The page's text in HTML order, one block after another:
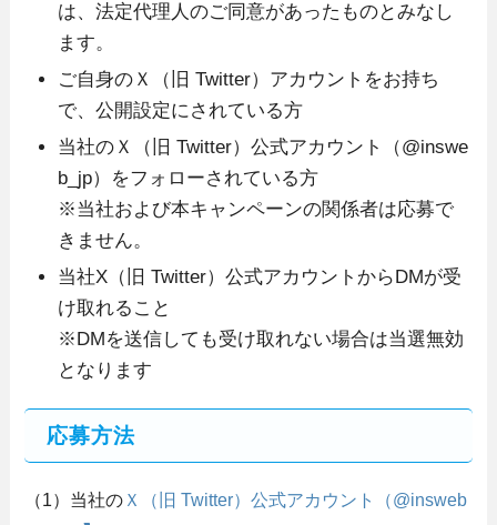
は、法定代理人のご同意があったものとみなし
ます。
ご自身のＸ（旧 Twitter）アカウントをお持ち
で、公開設定にされている方
当社のＸ（旧 Twitter）公式アカウント（@inswe
b_jp）をフォローされている方
※当社および本キャンペーンの関係者は応募で
きません。
当社X（旧 Twitter）公式アカウントからDMが受
け取れること
※DMを送信しても受け取れない場合は当選無効
となります
応募方法
（1）当社の Ｘ（旧 Twitter）公式アカウント（@insweb